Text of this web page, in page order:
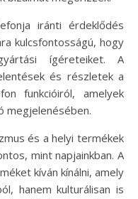
iránti érdeklődés
kulcsfontosságú, hogy
ígéreteiket. A
és részletek a
funkcióiról, amelyek
megjelenésében.
és a helyi termékek
mint napjainkban. A
kíván kínálni, amely
hanem kulturálisan is